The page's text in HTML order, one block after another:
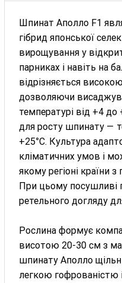
Шпинат Аполло F1
гібрид японської
вирощування у
парниках і навіть на
відрізняється
дозволяючи
температурі від +4
для росту шпинату —
+25°C. Культура
кліматичних умов і
якому регіоні країни
При цьому посушливі
ретельного догляду
Рослина формує
висотою 20-30 см з
шпинату Аполло
легкою гофрованістю